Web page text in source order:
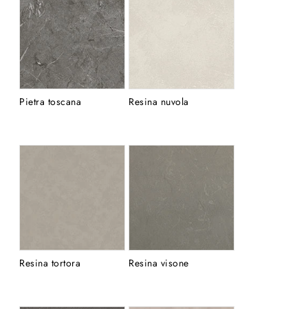
Pietra toscana Resina nuvola
Resina tortora Resina visone